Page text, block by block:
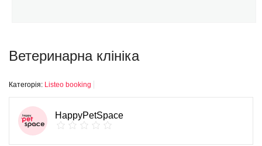
Ветеринарна клініка
Категорія: Listeo booking
HappyPetSpace